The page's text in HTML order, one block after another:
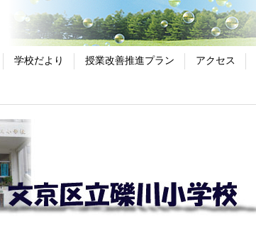
学校だより 授業改善推進プラン アクセス